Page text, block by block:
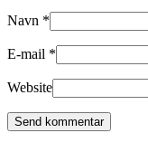
Navn *
E-mail *
Website